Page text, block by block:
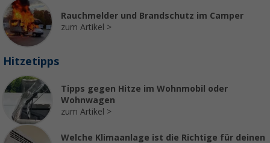
Rauchmelder und Brandschutz im Camper
zum Artikel
Hitzetipps
Tipps gegen Hitze im Wohnmobil oder
Wohnwagen
zum Artikel
Welche Klimaanlage ist die Richtige für deinen